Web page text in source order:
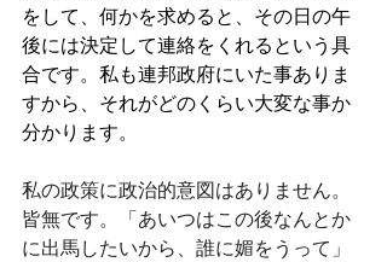
をして、何かを求めると、その日の午
後には決定して連絡をくれるという具
合です。私も連邦政府にいた事ありま
すから、それがどのくらい大変な事か
分かります。
私の政策に政治的意図はありません。
皆無です。「あいつはこの後なんとか
に出馬したいから、誰に媚をうって」